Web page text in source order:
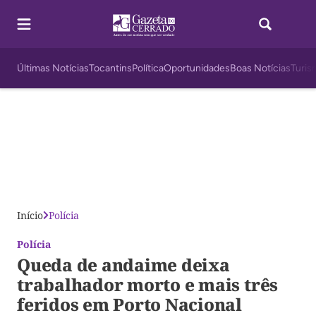
Últimas NotíciasTocantinsPolíticaOportunidadesBoas Notícias
Início Polícia
Polícia
Queda de andaime deixa
trabalhador morto e mais três
feridos em Porto Nacional